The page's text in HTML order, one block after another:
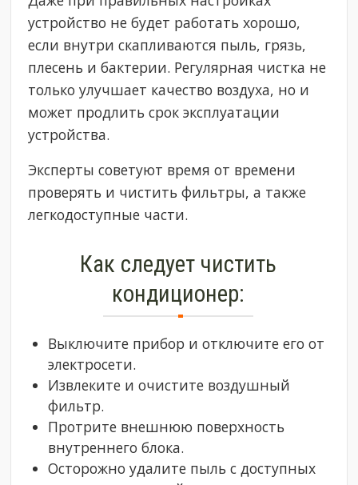
устройство не будет работать хорошо,
если внутри скапливаются пыль, грязь,
плесень и бактерии. Регулярная чистка не
только улучшает качество воздуха, но и
может продлить срок эксплуатации
устройства.
Эксперты советуют время от времени
проверять и чистить фильтры, а также
легкодоступные части.
Как следует чистить
кондиционер:
Выключите прибор и отключите его от
электросети.
Извлеките и очистите воздушный
фильтр.
Протрите внешнюю поверхность
внутреннего блока.
Осторожно удалите пыль с доступных